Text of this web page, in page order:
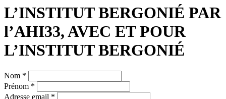
L’INSTITUT BERGONIÉ PAR
l’AHI33, AVEC ET POUR
L’INSTITUT BERGONIÉ
Nom *
Prénom *
Adresse email *